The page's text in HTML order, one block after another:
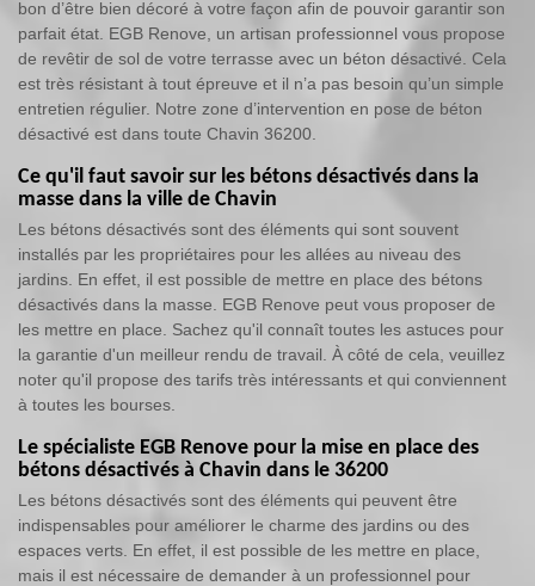
bon d’être bien décoré à votre façon afin de pouvoir garantir son
parfait état. EGB Renove, un artisan professionnel vous propose
de revêtir de sol de votre terrasse avec un béton désactivé. Cela
est très résistant à tout épreuve et il n’a pas besoin qu’un simple
entretien régulier. Notre zone d’intervention en pose de béton
désactivé est dans toute Chavin 36200.
Ce qu'il faut savoir sur les bétons désactivés dans la
masse dans la ville de Chavin
Les bétons désactivés sont des éléments qui sont souvent
installés par les propriétaires pour les allées au niveau des
jardins. En effet, il est possible de mettre en place des bétons
désactivés dans la masse. EGB Renove peut vous proposer de
les mettre en place. Sachez qu'il connaît toutes les astuces pour
la garantie d'un meilleur rendu de travail. À côté de cela, veuillez
noter qu'il propose des tarifs très intéressants et qui conviennent
à toutes les bourses.
Le spécialiste EGB Renove pour la mise en place des
bétons désactivés à Chavin dans le 36200
Les bétons désactivés sont des éléments qui peuvent être
indispensables pour améliorer le charme des jardins ou des
espaces verts. En effet, il est possible de les mettre en place,
mais il est nécessaire de demander à un professionnel pour